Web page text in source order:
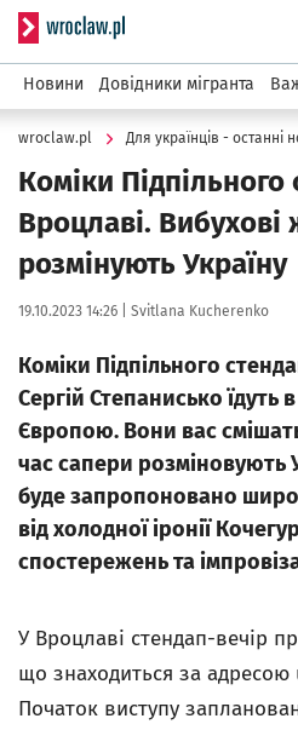
Serwis
Новини Довідники мігранта
wroclaw.pl Для українців - останні
Коміки Підпільного
Вроцлаві. Вибухові
розмінують Україну
Data publikacji:
19.10.2023 14:26 | Autor:
Svitlana Kucherenko
Коміки Підпільного
Сергій Степанисько їдуть
Європою. Вони вас
час сапери розміновують
буде запропоновано
від холодної іронії
спостережень та
У Вроцлаві стендап-вечір
що знаходиться за адресою
Початок виступу